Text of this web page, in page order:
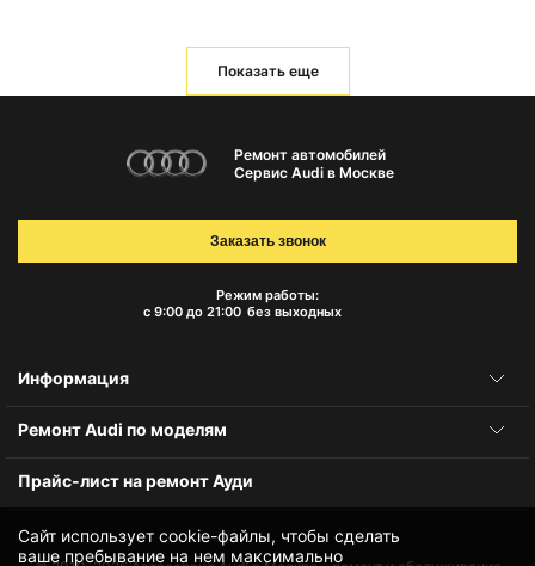
Показать еще
Сайт использует cookie-файлы, чтобы сделать
ваше пребывание на нем максимально
Ремонт автомобилей
Сервис Audi в Москве
Режим работы:
с 9:00 до 21:00 без выходных
Заказать звонок
Информация
Ремонт Audi по моделям
Прайс-лист на ремонт Ауди